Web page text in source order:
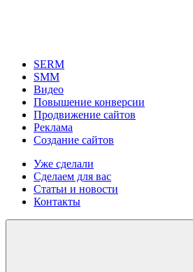
SERM
SMM
Видео
Повышение конверсии
Продвижение сайтов
Реклама
Создание сайтов
Уже сделали
Сделаем для вас
Статьи и новости
Контакты